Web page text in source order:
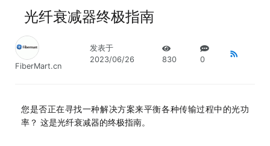
光纤衰减器终极指南
FiberMart.cn
发表于
2023/06/26
830 0
您是否正在寻找一种解决方案来平衡各种传输过程中的光功
率？ 这是光纤衰减器的终极指南。